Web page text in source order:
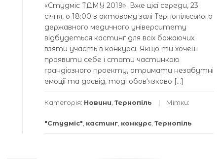
«Студміс ТДМУ 2019». Вже цієї середи, 23
січня, о 18:00 в актовому залі Тернопільського
державного медичного університету
відбудеться кастинг для всіх бажаючих
взяти участь в конкурсі. Якщо ти хочеш
проявити себе і стати частинкою
грандіозного проекту, отримати незабутні
емоції та досвід, тоді обов‘язково […]
Категорія: Новини Тернопіль Мітки:
"Студміс" кастинг конкурс Тернопіль